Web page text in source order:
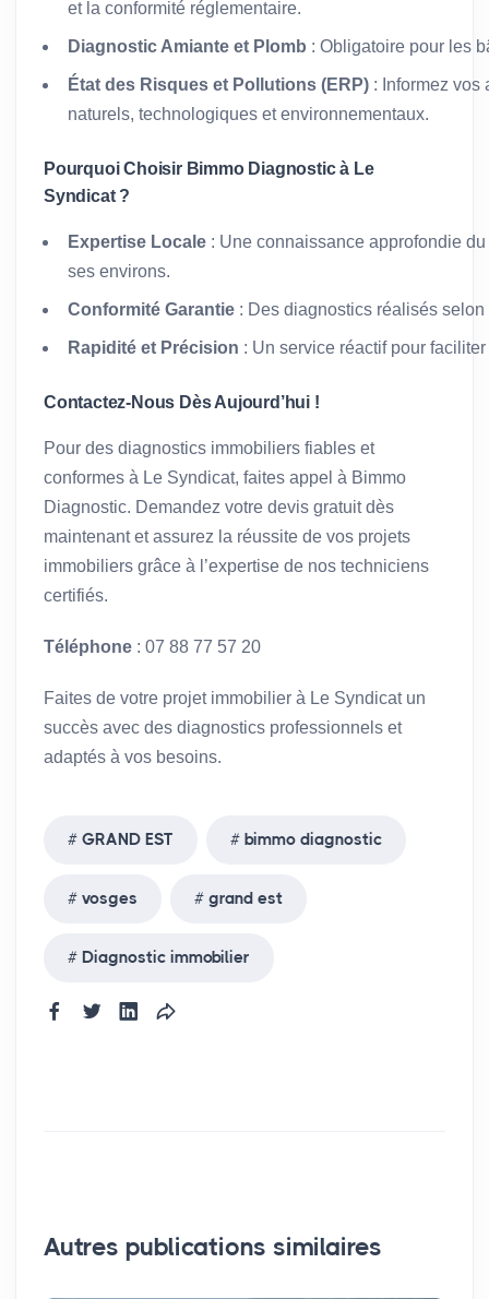
et la conformité réglementaire.
Diagnostic Amiante et Plomb : Obligatoire pour les
État des Risques et Pollutions (ERP) : Informez vos
naturels, technologiques et environnementaux.
Pourquoi Choisir Bimmo Diagnostic à Le
Syndicat ?
Expertise Locale : Une connaissance approfondie
ses environs.
Conformité Garantie : Des diagnostics réalisés
Rapidité et Précision : Un service réactif pour
Contactez-Nous Dès Aujourd’hui !
Pour des diagnostics immobiliers fiables et
conformes à Le Syndicat, faites appel à Bimmo
Diagnostic. Demandez votre devis gratuit dès
maintenant et assurez la réussite de vos projets
immobiliers grâce à l’expertise de nos techniciens
certifiés.
Téléphone : 07 88 77 57 20
Faites de votre projet immobilier à Le Syndicat un
succès avec des diagnostics professionnels et
adaptés à vos besoins.
GRAND EST bimmo diagnostic
vosges grand est
Diagnostic immobilier
Autres publications similaires